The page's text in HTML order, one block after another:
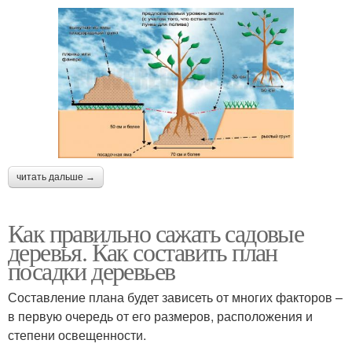
читать дальше →
Как правильно сажать садовые
деревья. Как составить план
посадки деревьев
Составление плана будет зависеть от многих факторов –
в первую очередь от его размеров, расположения и
степени освещенности.